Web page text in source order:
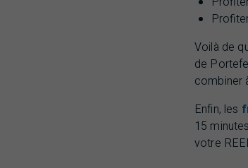
Voilà de
de
combiner
Enfin, les
15
votre